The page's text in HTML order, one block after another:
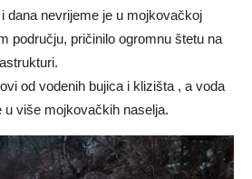
dana nevrijeme je u mojkovačkoj
području, pričinilo ogromnu štetu na
od vodenih bujica i klizišta , a voda
u više mojkovačkih naselja.